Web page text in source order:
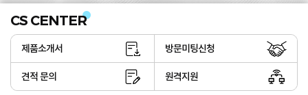
CS CENTER
제품소개서 방문미팅신청
견적 문의 원격지원